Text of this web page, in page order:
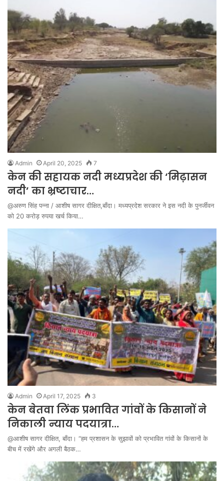
Admin April 20, 2025 7
केन की सहायक नदी मध्यप्रदेश की ‘मिढ़ासन
नदी’ का भ्रष्टाचार…
@अरुण सिंह पन्ना / आशीष सागर दीक्षित,बाँदा। मध्यप्रदेश सरकार ने इस नदी के पुनर्जीवन
को 20 करोड़ रुपया खर्च किया…
Admin April 17, 2025 3
केन बेतवा लिंक प्रभावित गांवों के किसानों ने
निकाली न्याय पदयात्रा…
@आशीष सागर दीक्षित, बाँदा। “हम प्रशासन के सुझावों को प्रभावित गांवों के किसानों के
बीच में रखेंगे और अगली बैठक…